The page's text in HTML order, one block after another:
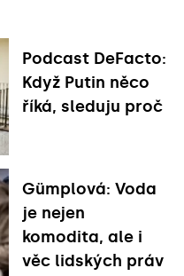
Podcast DeFacto:
Když Putin něco
říká, sleduju proč
Gümplová: Voda
je nejen
komodita, ale i
věc lidských práv